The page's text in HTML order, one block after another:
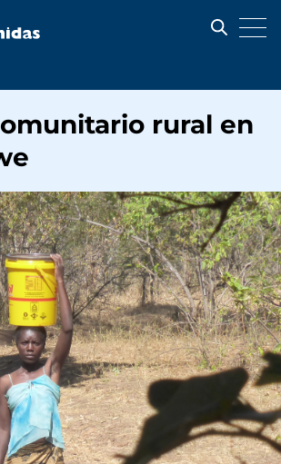
rural en